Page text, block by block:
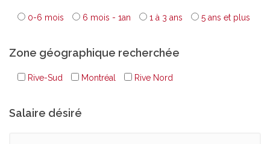
0-6 mois 6 mois - 1an 1 à 3 ans 5 ans et plus
Zone géographique recherchée
Rive-Sud Montréal Rive Nord
Salaire désiré